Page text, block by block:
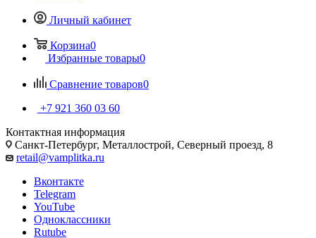
Личный кабинет
Корзина0
Избранные товары0
Сравнение товаров0
+7 921 360 03 60
Контактная информация
Санкт-Петербург, Металлострой, Северный проезд, 8
retail@vamplitka.ru
Вконтакте
Telegram
YouTube
Одноклассники
Rutube